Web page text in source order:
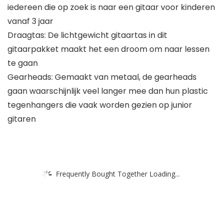
iedereen die op zoek is naar een gitaar voor kinderen
vanaf 3 jaar
Draagtas: De lichtgewicht gitaartas in dit
gitaarpakket maakt het een droom om naar lessen
te gaan
Gearheads: Gemaakt van metaal, de gearheads
gaan waarschijnlijk veel langer mee dan hun plastic
tegenhangers die vaak worden gezien op junior
gitaren
Frequently Bought Together Loading...